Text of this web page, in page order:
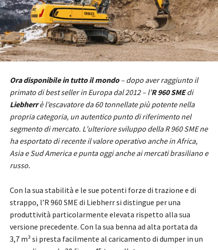
Ora disponibile in tutto il mondo– dopo aver raggiunto il
primato di best seller in Europa dal 2012 – l’R 960 SMEdi
Liebherrè l’escavatore da 60 tonnellate più potente nella
propria categoria, un autentico punto di riferimento nel
segmento di mercato. L’ulteriore sviluppo della R 960 SME ne
ha esportato di recente il valore operativo anche in Africa,
Asia e Sud America e punta oggi anche ai mercati brasiliano e
russo.
Con la sua stabilità e le sue potenti forze di trazione e di
strappo, l’R 960 SME di Liebherr si distingue per una
produttività particolarmente elevata rispetto alla sua
versione precedente. Con la sua benna ad alta portata da
3,7 m³ si presta facilmente al caricamento di dumper in un